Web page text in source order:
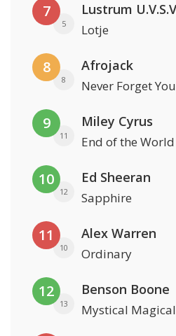
7
5 Lotje
8
8
Afrojack
Never Forget You
9
11
Miley Cyrus
End of the World
10
12
Ed Sheeran
Sapphire
11
10
Alex Warren
Ordinary
12
13
Benson Boone
Mystical Magical